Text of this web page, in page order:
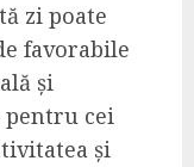
zi poate
favorabile
și
pentru cei
și